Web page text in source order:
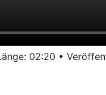
02:20 •